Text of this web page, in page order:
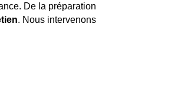
De la préparation
. Nous intervenons